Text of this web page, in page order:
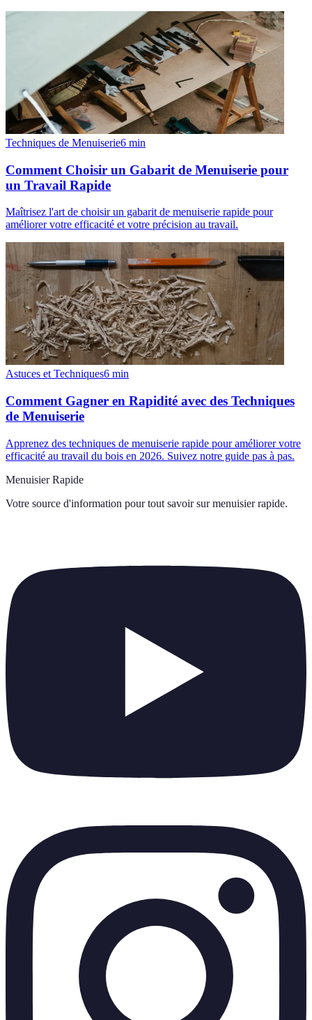
Techniques de Menuiserie6 min
Comment Choisir un Gabarit de Menuiserie pour
un Travail Rapide
Maîtrisez l'art de choisir un gabarit de menuiserie rapide pour
améliorer votre efficacité et votre précision au travail.
Astuces et Techniques6 min
Comment Gagner en Rapidité avec des Techniques
de Menuiserie
Apprenez des techniques de menuiserie rapide pour améliorer votre
efficacité au travail du bois en 2026. Suivez notre guide pas à pas.
Menuisier Rapide
Votre source d'information pour tout savoir sur menuisier rapide.